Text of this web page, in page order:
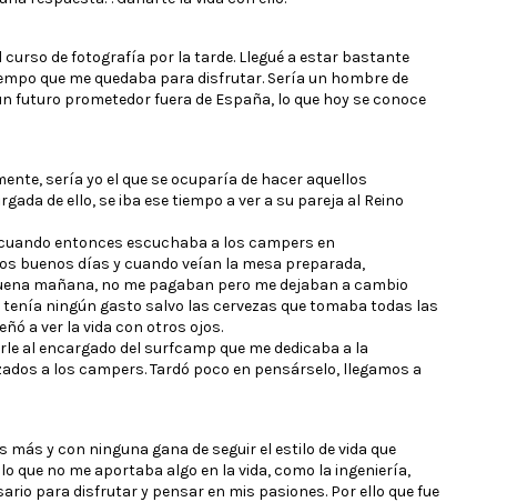
de fotografía por la tarde. Llegué a estar bastante
que me quedaba para disfrutar. Sería un hombre de
futuro prometedor fuera de España, lo que hoy se conoce
sería yo el que se ocuparía de hacer aquellos
de ello, se iba ese tiempo a ver a su pareja al Reino
entonces escuchaba a los campers en
buenos días y cuando veían la mesa preparada,
mañana, no me pagaban pero me dejaban a cambio
ningún gasto salvo las cervezas que tomaba todas las
a ver la vida con otros ojos.
al encargado del surfcamp que me dedicaba a la
a los campers. Tardó poco en pensárselo, llegamos a
y con ninguna gana de seguir el estilo de vida que
que no me aportaba algo en la vida, como la ingeniería,
para disfrutar y pensar en mis pasiones. Por ello que fue